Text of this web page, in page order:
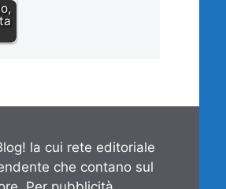
la cui rete editoriale
che contano sul